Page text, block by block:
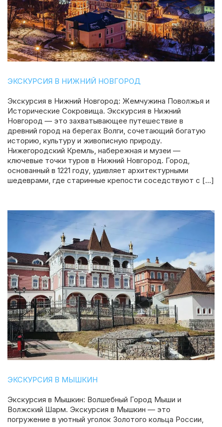
ЭКСКУРСИЯ В НИЖНИЙ НОВГОРОД
Экскурсия в Нижний Новгород: Жемчужина Поволжья и
Исторические Сокровища. Экскурсия в Нижний
Новгород — это захватывающее путешествие в
древний город на берегах Волги, сочетающий богатую
историю, культуру и живописную природу.
Нижегородский Кремль, набережная и музеи —
ключевые точки туров в Нижний Новгород. Город,
основанный в 1221 году, удивляет архитектурными
шедеврами, где старинные крепости соседствуют с […]
ЭКСКУРСИЯ В МЫШКИН
Экскурсия в Мышкин: Волшебный Город Мыши и
Волжский Шарм. Экскурсия в Мышкин — это
погружение в уютный уголок Золотого кольца России,